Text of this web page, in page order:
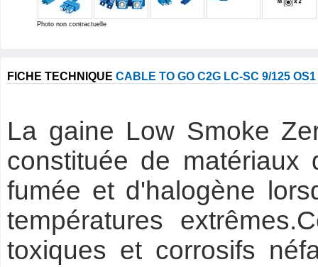
Photo non contractuelle
FICHE TECHNIQUE CABLE TO GO C2G LC-SC 9/125
La gaine Low Smoke
constituée de matériaux
fumée et d'halogène
températures
toxiques et corrosifs